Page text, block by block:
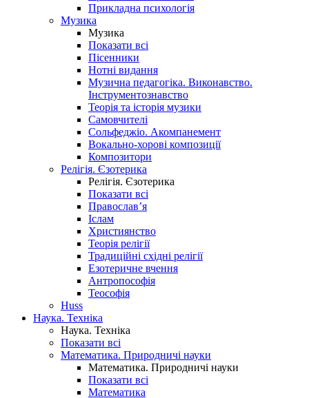
Прикладна психологія
Музика
Музика
Показати всі
Пісенники
Нотні видання
Музична педагогіка. Виконавство.
Інструментознавство
Теорія та історія музики
Самовчителі
Сольфеджіо. Акомпанемент
Вокально-хорові композиції
Композитори
Релігія. Єзотерика
Релігія. Єзотерика
Показати всі
Православ’я
Іслам
Християнство
Теорія релігії
Традиційні східні релігії
Езотеричне вчення
Антропософія
Теософія
Huss
Наука. Техніка
Наука. Техніка
Показати всі
Математика. Природничі науки
Математика. Природничі науки
Показати всі
Математика